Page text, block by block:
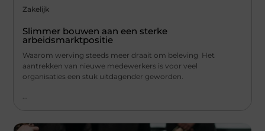
Zakelijk
Slimmer bouwen aan een sterke
arbeidsmarktpositie
Waarom werving steeds meer draait om beleving Het
aantrekken van nieuwe medewerkers is voor veel
organisaties een stuk uitdagender geworden.